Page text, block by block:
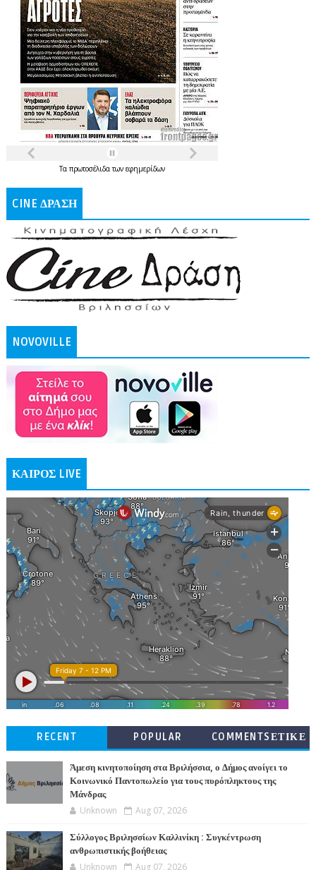
Τα πρωτοσέλιδατων εφημερίδων
CINE ΔΡΑΣΗ
NOVOVILLE
ΚΑΙΡΟΣ LIVE
RECENT POPULAR
COMMENTSΕΤΙΚΕ
Άμεση κινητοποίηση στα Βριλήσσια, ο Δήμος ανοίγει το
Κοινωνικό Παντοπωλείο για τους πυρόπληκτους της
Μάνδρας
Unknown Aug 07, 2026
Σύλλογος Βριλησσίων Καλλινίκη : Συγκέντρωση
ανθρωπιστικής βοήθειας
Unknown Aug 07, 2026